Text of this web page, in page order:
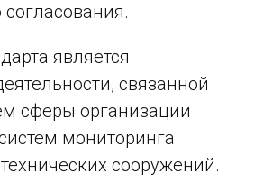
является
связанной
сферы организации
мониторинга
сооружений.